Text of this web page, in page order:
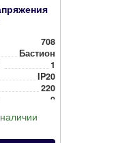
708
Бастион
1
IP20
220
9